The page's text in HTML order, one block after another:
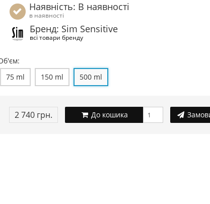
Наявність: В наявності
в наявності
Бренд: Sim Sensitive
всі товари бренду
75 ml
150 ml 500 ml
2 740 грн. До кошика